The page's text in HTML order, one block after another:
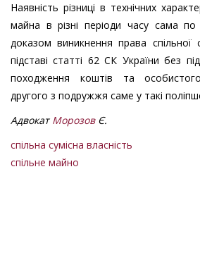
Наявність різниці в технічних
майна в різні періоди часу сама
доказом виникнення права спільної
підставі статті 62 СК України без
походження коштів та
другого з подружжя саме у такі
Адвокат МорозовЄ.
спільна сумісна власність
спільне майно